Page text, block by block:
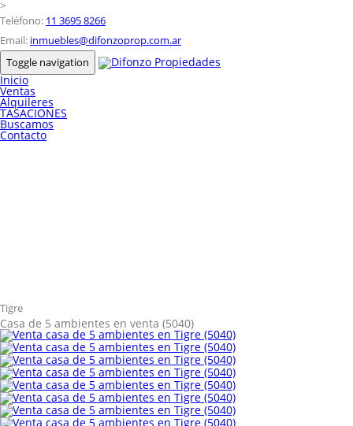
>
Teléfono: 11 3695 8266
Email: inmuebles@difonzoprop.com.ar
Toggle navigation
Inicio
Ventas
Alquileres
TASACIONES
Buscamos
Contacto
Tigre
Casa de 5 ambientes en venta (5040)